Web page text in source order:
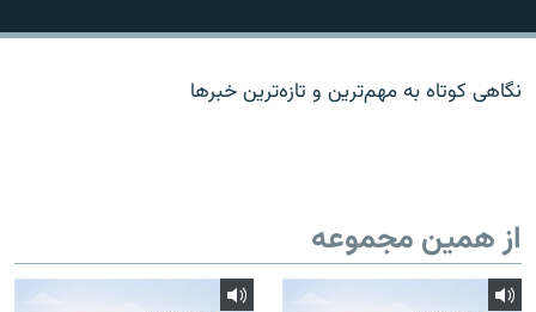
نگاهی کوتاه به مهم‌ترين و تازه‌ترين خبرها
از همین مجموعه